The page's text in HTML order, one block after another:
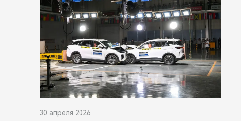
30 апреля 2026